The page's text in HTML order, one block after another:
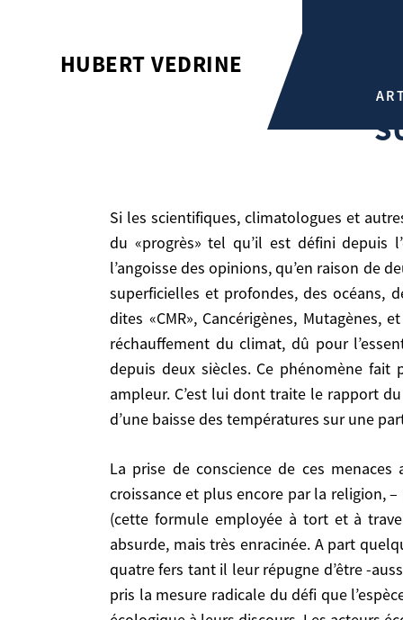
HUBERT VEDRINE
Si les scientifiques, climatologues et autres, de plus en plus unanimes, ont raison, le monde joue à la roulette russe en s’obstinant dans la voie
du «progrès» tel qu’il est défini depuis
l’angoisse des opinions, qu’en raison de
superficielles et profondes, des océans,
dites «CMR», Cancérigènes,
réchauffement du climat, dû pour
depuis deux siècles. Ce phénomène fait
ampleur. C’est lui dont traite le rapport
d’une baisse des températures sur une
La prise de conscience de ces menaces a été longtemps retardée, contrariée et combattue dans les pays développés par la logique de la
croissance et plus encore par la religion,
(cette formule employée à tort et à
absurde, mais très enracinée. A part
quatre fers tant il leur répugne d’être -
pris la mesure radicale du défi que
SURMONTER
«progrès» tel qu’il est défini depuis l’ère
opinions, qu’en raison de deux autres
profondes, des océans, des sols, des
l’essentiel, semble-t-il, à l’effet cumulé, et
sur l’avenir de l’humanité une menace
reproduit par le Débat même s’il examine
Nord, induite par un réchauffement général.
encore par la religion, – pour ne pas dire la